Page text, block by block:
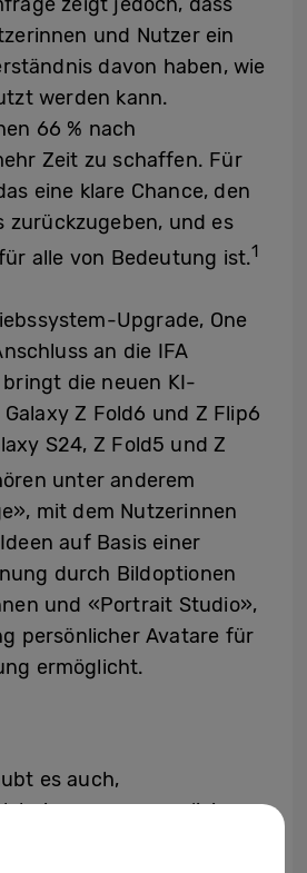
und Nutzer ein
davon haben, wie
werden kann.
66 % nach
Zeit zu schaffen. Für
eine klare Chance, den
zurückzugeben, und es
alle von Bedeutung ist.1
Upgrade, One
an die IFA
die neuen KI-
Z Fold6 und Z Flip6
S24, Z Fold5 und Z
unter anderem
mit dem Nutzerinnen
auf Basis einer
durch Bildoptionen
und «Portrait Studio»,
persönlicher Avatare für
ermöglicht.
es auch,
zu personalisieren.